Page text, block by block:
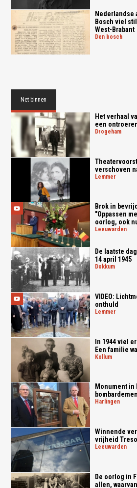
Nederlandse
Bosch viel
West-Brabant
den bosch
Net binnen
Het verhaal
een
drogeham
verschoven
lemmer
Brok in
"Oppassen
oorlog, ook
leeuwarden
De laatste
14 april 1945
dokkum
VIDEO:
onthuld
lemmer
In 1944 viel
Een familie
kollum
Monument in
harlingen
Winnende
vrijheid
leeuwarden
De oorlog in
allen,